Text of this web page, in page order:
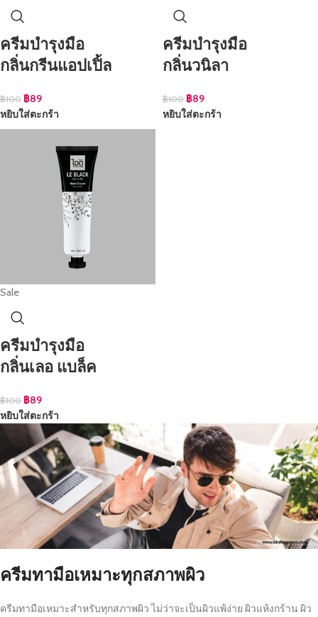
ครีมบำรุงมือ
กลิ่นกรีนแอปเปิ้ล
฿100 ฿89
หยิบใส่ตะกร้า
ครีมบำรุงมือ
กลิ่นวนิลา
฿100 ฿89
หยิบใส่ตะกร้า
Sale
ครีมบำรุงมือ
กลิ่นเลอ แบล็ค
฿100 ฿89
หยิบใส่ตะกร้า
ครีมทามือเหมาะทุกสภาพผิว
ครีมทามือเหมาะสำหรับทุกสภาพผิว ไม่ว่าจะเป็นผิวแพ้ง่าย ผิวแห้งกร้าน ผิว